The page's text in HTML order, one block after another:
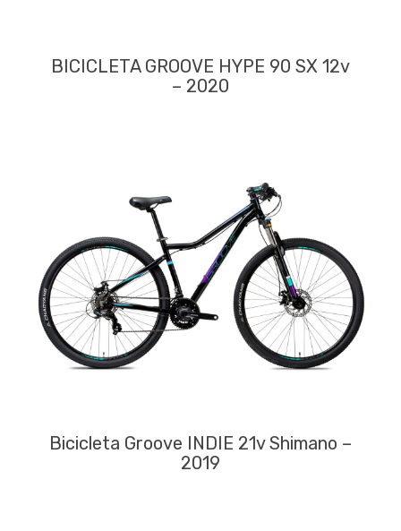
BICICLETA GROOVE HYPE 90 SX 12v
– 2020
Bicicleta Groove INDIE 21v Shimano –
2019